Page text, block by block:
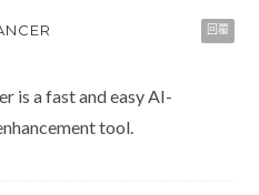
回覆
is a fast and easy AI-
tool.